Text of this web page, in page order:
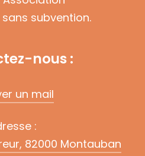
subvention.
nous :
un mail
:
82000 Montauban